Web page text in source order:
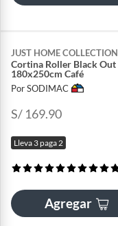
JUST HOME COLLECTION
Cortina Roller Black Out
180x250cm Café
Por SODIMAC
S/ 169.90
Lleva 3 paga 2
Agregar